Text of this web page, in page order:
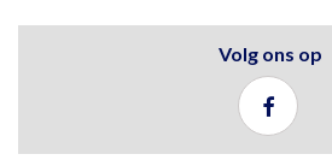
Volg ons op